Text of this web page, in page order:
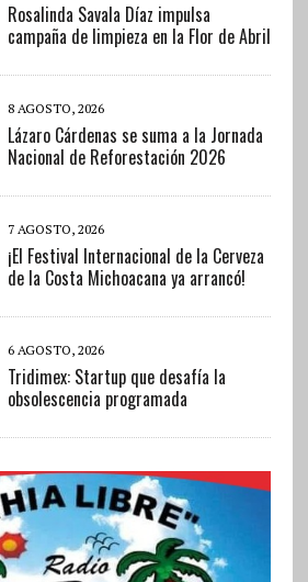
Rosalinda Savala Díaz impulsa
campaña de limpieza en la Flor de Abril
8 AGOSTO, 2026
Lázaro Cárdenas se suma a la Jornada
Nacional de Reforestación 2026
7 AGOSTO, 2026
¡El Festival Internacional de la Cerveza
de la Costa Michoacana ya arrancó!
6 AGOSTO, 2026
Tridimex: Startup que desafía la
obsolescencia programada